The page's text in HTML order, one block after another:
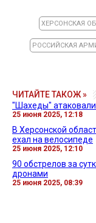
ХЕРСОНСКАЯ
РОССИЙСКАЯ
ЧИТАЙТЕ ТАКОЖ »
"Шахеды"
25 июня 2025, 12:18
В Херсонской
ехал на велосипеде
25 июня 2025, 12:10
90 обстрелов за
дронами
25 июня 2025, 08:39